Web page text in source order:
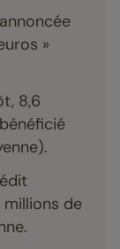
»
8,6
millions de